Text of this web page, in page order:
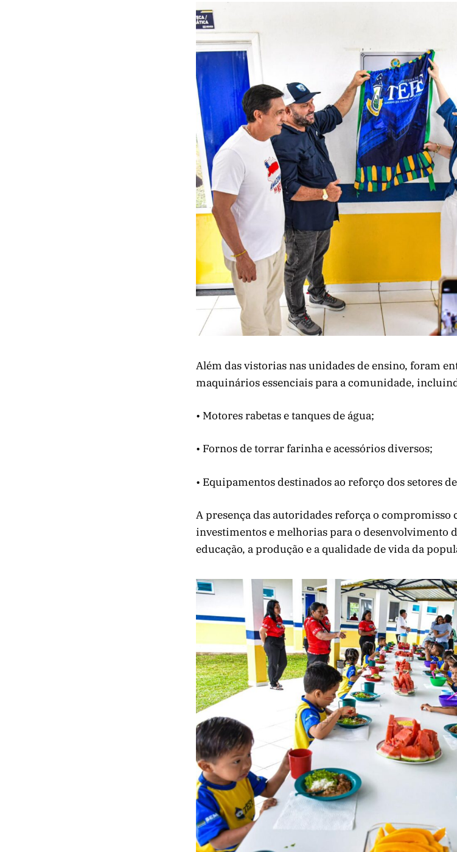
Além das vistorias nas unidades de ensino, foram
maquinários essenciais para a comunidade,
• Motores rabetas e tanques de água;
• Fornos de torrar farinha e acessórios diversos;
• Equipamentos destinados ao reforço dos setores
A presença das autoridades reforça o compromisso
investimentos e melhorias para o desenvolvimento
educação, a produção e a qualidade de vida da